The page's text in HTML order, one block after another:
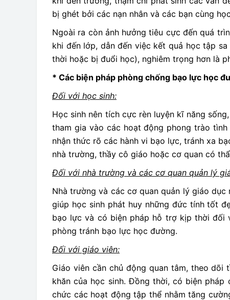
bị ghét bởi các nạn nhân và các bạn cùng
Ngoài ra còn ảnh hưởng tiêu cực đến quá
khi đến lớp, dẫn đến việc kết quả học tập
thời hoặc bị đuổi học), nghiêm trọng hơn là
* Các biện pháp phòng chống bạo lực học
Đối với học sinh:
Học sinh nên tích cực rèn luyện kĩ năng
tham gia vào các hoạt động phong trào
nhận thức rõ các hành vi bạo lực, tránh xa
nhà trường, thầy cô giáo hoặc cơ quan có
Đối với nhà trường và các cơ quan quản lý
Nhà trường và các cơ quan quản lý giáo
giúp học sinh phát huy những đức tính tốt
bạo lực và có biện pháp hỗ trợ kịp thời đối
phòng tránh bạo lực học đường.
Đối với giáo viên:
Giáo viên cần chủ động quan tâm, theo
khăn của học sinh. Đồng thời, có biện
chức các hoạt động tập thể nhằm tăng